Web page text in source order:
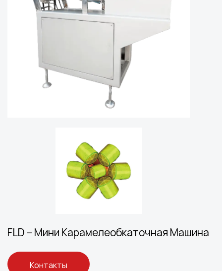
FLD – Мини Карамелеобкаточная Машина
Контакты